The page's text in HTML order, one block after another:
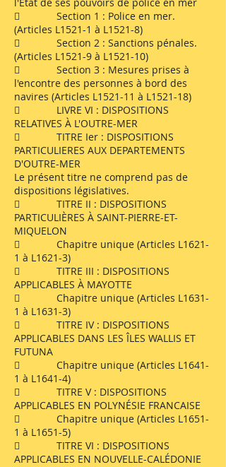
 Section 1 : Police en mer.
(Articles L1521-1 à L1521-8)
 Section 2 : Sanctions pénales.
(Articles L1521-9 à L1521-10)
 Section 3 : Mesures prises à
l'encontre des personnes à bord des
navires (Articles L1521-11 à L1521-18)
 LIVRE VI : DISPOSITIONS
RELATIVES À L'OUTRE-MER
 TITRE Ier : DISPOSITIONS
PARTICULIERES AUX DEPARTEMENTS
D'OUTRE-MER
Le présent titre ne comprend pas de
dispositions législatives.
 TITRE II : DISPOSITIONS
PARTICULIÈRES À SAINT-PIERRE-ET-
MIQUELON
 Chapitre unique (Articles L1621-
1 à L1621-3)
 TITRE III : DISPOSITIONS
APPLICABLES À MAYOTTE
 Chapitre unique (Articles L1631-
1 à L1631-3)
 TITRE IV : DISPOSITIONS
APPLICABLES DANS LES ÎLES WALLIS ET
FUTUNA
 Chapitre unique (Articles L1641-
1 à L1641-4)
 TITRE V : DISPOSITIONS
APPLICABLES EN POLYNÉSIE FRANCAISE
 Chapitre unique (Articles L1651-
1 à L1651-5)
 TITRE VI : DISPOSITIONS
APPLICABLES EN NOUVELLE-CALÉDONIE